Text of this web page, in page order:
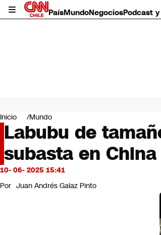
PaísMundoNegociosPodcast
Mundo
Negocios
Deportes
Programas completos
Cultura
Servicios
Bits
CNN Data
Inicio Mundo
Labubu de
subasta en China
10- 06- 2025 15:41
Por Juan Andrés Galaz Pinto